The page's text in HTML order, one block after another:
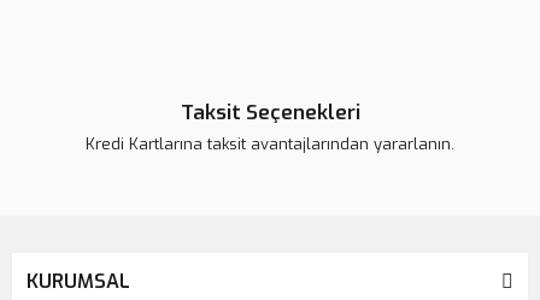
Taksit Seçenekleri
Kredi Kartlarına taksit avantajlarından yararlanın.
KURUMSAL